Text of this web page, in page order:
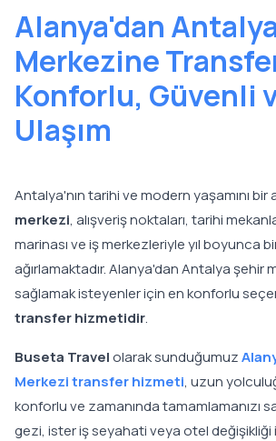
Alanya'dan
Merkezine
Konforlu, Güvenli
Ulaşım
Antalya'nın tarihi ve modern yaşamını bir
merkezi, alışveriş noktaları, tarihi
marinası ve iş merkezleriyle yıl boyunca
ağırlamaktadır. Alanya'dan Antalya şehir
sağlamak isteyenler için en konforlu
transfer hizmetidir.
Buseta Travelolarak sunduğumuz
Merkezi transfer hizmeti, uzun
konforlu ve zamanında tamamlamanızı
gezi, ister iş seyahati veya otel